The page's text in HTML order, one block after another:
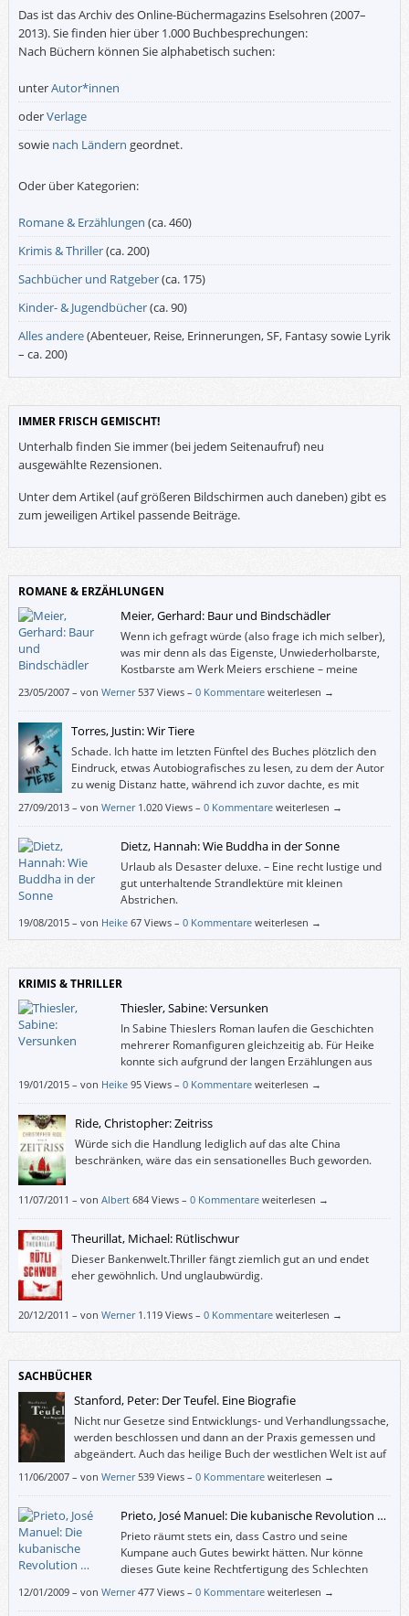
Das ist das Archiv des Online-Büchermagazins Eselsohren (2007–
2013). Sie finden hier über 1.000 Buchbesprechungen:
Nach Büchern können Sie alphabetisch suchen:
unterAutor*innen
oderVerlage
sowie nach Ländern geordnet.
Oder über Kategorien:
Romane & Erzählungen (ca. 460)
Krimis & Thriller(ca. 200)
Sachbücher und Ratgeber(ca. 175)
Kinder- & Jugendbücher(ca. 90)
Alles andere(Abenteuer, Reise, Erinnerungen, SF, Fantasy sowie Lyrik
– ca. 200)
IMMER FRISCH GEMISCHT!
Unterhalb finden Sie immer (bei jedem Seitenaufruf) neu
ausgewählte Rezensionen.
Unter dem Artikel (auf größeren Bildschirmen auch daneben) gibt es
zum jeweiligen Artikel passende Beiträge.
ROMANE & ERZÄHLUNGEN
Meier, Gerhard: Baur und Bindschädler
Wenn ich gefragt würde (also frage ich mich selber),
was mir denn als das Eigenste, Unwiederholbarste,
Kostbarste am Werk Meiers erschiene – meine
Antwort wäre: seine Zärtlichkeit. Ich könnte es auch
den “Geist des Textes” genannt hat. (Urs Widmer)
23/05/2007– von Werner 537 Views – 0 Kommentare weiterlesen →
Torres, Justin: Wir Tiere
Schade. Ich hatte im letzten Fünftel des Buches plötzlich den
Eindruck, etwas Autobiografisches zu lesen, zu dem der Autor
zu wenig Distanz hatte, während ich zuvor dachte, es mit
einem Roman über das Heranwachsen von Männern unter
gelesen, der in einer von Männern geprägten Welt seine Homosexualität
entdeckt. Und nicht zwei Romane in einem.
27/09/2013– von Werner 1.020 Views – 0 Kommentare weiterlesen →
Dietz, Hannah: Wie Buddha in der Sonne
Urlaub als Desaster deluxe. – Eine recht lustige und
gut unterhaltende Strandlektüre mit kleinen
Abstrichen.
19/08/2015– von Heike 67 Views – 0 Kommentare weiterlesen →
KRIMIS & THRILLER
Thiesler, Sabine: Versunken
In Sabine Thieslers Roman laufen die Geschichten
mehrerer Romanfiguren gleichzeitig ab. Für Heike
konnte sich aufgrund der langen Erzählungen aus
der Vergangenheit und der zu schnell in die Tat
gerecht werden würde.
19/01/2015– von Heike 95 Views – 0 Kommentare weiterlesen →
Ride, Christopher: Zeitriss
Würde sich die Handlung lediglich auf das alte China
beschränken, wäre das ein sensationelles Buch geworden.
11/07/2011 – von Albert 684 Views – 0 Kommentare weiterlesen →
Theurillat, Michael: Rütlischwur
Dieser Bankenwelt.Thriller fängt ziemlich gut an und endet
eher gewöhnlich. Und unglaubwürdig.
20/12/2011 – von Werner 1.119 Views – 0 Kommentare weiterlesen →
SACHBÜCHER
Stanford, Peter: Der Teufel. Eine Biografie
Nicht nur Gesetze sind Entwicklungs- und Verhandlungssache,
werden beschlossen und dann an der Praxis gemessen und
abgeändert. Auch das heilige Buch der westlichen Welt ist auf
ähnliche Weise zustandegekommen, und Peter Stanford
11/06/2007– von Werner 539 Views – 0 Kommentare weiterlesen →
Prieto, José Manuel: Die kubanische Revolution …
Prieto räumt stets ein, dass Castro und seine
Kumpane auch Gutes bewirkt hätten. Nur könne
dieses Gute keine Rechtfertigung des Schlechten
sein, meint Pieto, der nicht versteht, wieso es den
12/01/2009– von Werner 477 Views – 0 Kommentare weiterlesen →